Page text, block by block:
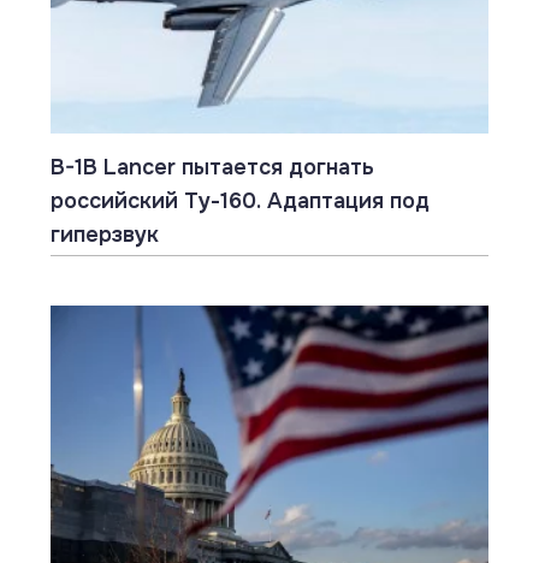
B-1B Lancer пытается догнать
российский Ту-160. Адаптация под
гиперзвук